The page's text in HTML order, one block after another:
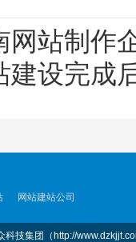
网站制作
建设完成
网站建站公司
科技集团（http://